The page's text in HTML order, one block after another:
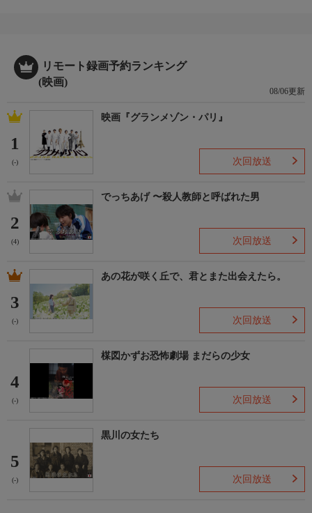
リモート録画予約ランキング
(映画)
08/06更新
1
(-)
映画『グランメゾン・パリ』
次回放送
2
(4)
でっちあげ 〜殺人教師と呼ばれた男
次回放送
3
(-)
あの花が咲く丘で、君とまた出会えたら。
次回放送
4
(-)
楳図かずお恐怖劇場 まだらの少女
次回放送
5
(-)
黒川の女たち
次回放送